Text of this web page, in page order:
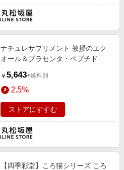
ナチュレサプリメント 教授のエク
オール＆プラセンタ・ペプチド
￥ 5,643+送料別
2.5%
ストアにすすむ
【四季彩堂】ころ猫シリーズ ころ